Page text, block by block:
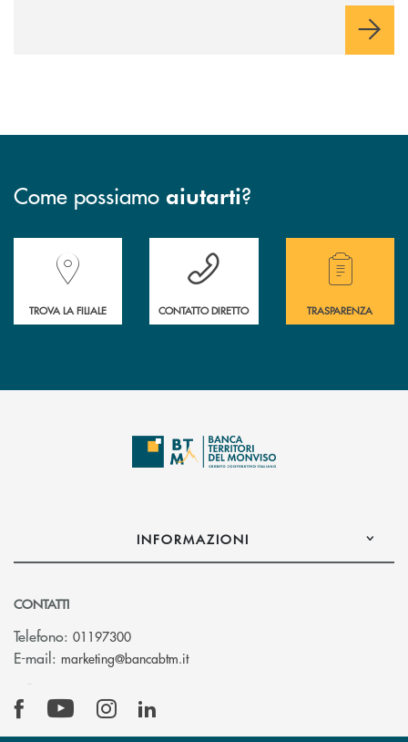
Come possiamo aiutarti?
Accedi all' elenco completo delle filiali della Banca.
TROVA LA FILIALE
Hai bisogno di assistenza immediata?
CONTATTO DIRETTO
Hai bisogno di
TRASPARENZA
INFORMAZIONI
CONTATTI
Telefono: 01197300
E-mail: marketing@bancabtm.it(si apre l’app di posta elettronica)